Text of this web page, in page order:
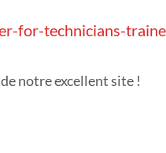
for-technicians-
notre excellent site !